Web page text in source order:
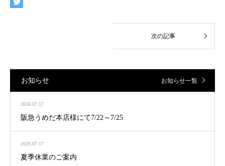
お知らせ お知らせ一覧
2026.07.17
阪急うめだ本店様にて7/22～7/25
2026.07.17
夏季休業のご案内